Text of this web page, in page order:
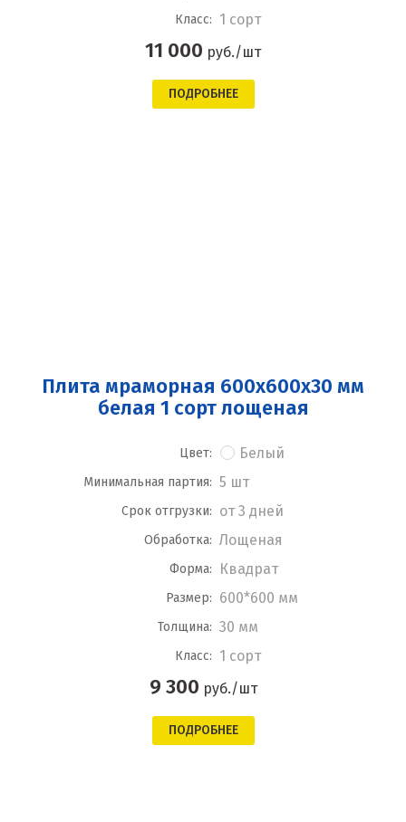
Класс: 1 сорт
11 000 руб./шт
ПОДРОБНЕЕ
Плита мраморная 600x600x30 мм
белая 1 сорт лощеная
Цвет: Белый
Минимальная партия: 5 шт
Срок отгрузки: от 3 дней
Обработка: Лощеная
Форма: Квадрат
Размер: 600*600 мм
Толщина: 30 мм
Класс: 1 сорт
9 300 руб./шт
ПОДРОБНЕЕ